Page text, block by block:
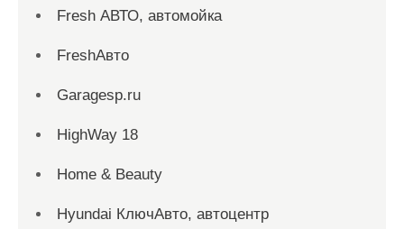
Fresh АВТО, автомойка
FreshАвто
Garagesp.ru
HighWay 18
Home & Beauty
Hyundai КлючАвто, автоцентр